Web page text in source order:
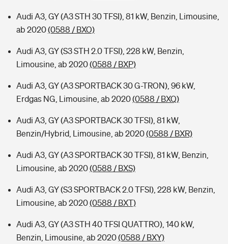
Audi A3, GY (A3 STH 30 TFSI), 81 kW, Benzin, Limousine,
ab 2020(0588 / BXO)
Audi A3, GY (S3 STH 2.0 TFSI), 228 kW, Benzin,
Limousine, ab 2020(0588 / BXP)
Audi A3, GY (A3 SPORTBACK 30 G-TRON), 96 kW,
Erdgas NG, Limousine, ab 2020(0588 / BXQ)
Audi A3, GY (A3 SPORTBACK 30 TFSI), 81 kW,
Benzin/Hybrid, Limousine, ab 2020(0588 / BXR)
Audi A3, GY (A3 SPORTBACK 30 TFSI), 81 kW, Benzin,
Limousine, ab 2020(0588 / BXS)
Audi A3, GY (S3 SPORTBACK 2.0 TFSI), 228 kW, Benzin,
Limousine, ab 2020(0588 / BXT)
Audi A3, GY (A3 STH 40 TFSI QUATTRO), 140 kW,
Benzin, Limousine, ab 2020(0588 / BXY)